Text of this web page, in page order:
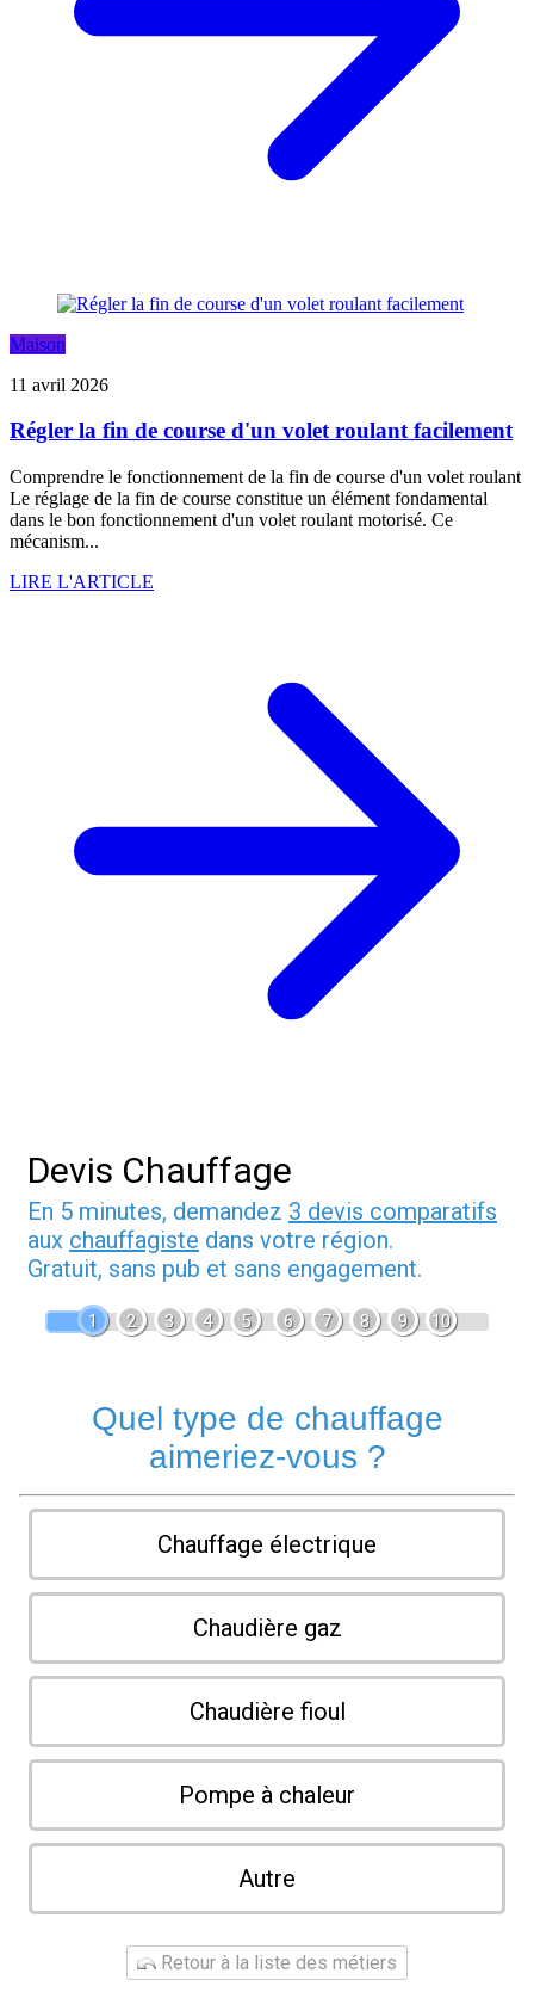
Maison
11 avril 2026
Régler la fin de course d'un volet roulant facilement
Comprendre le fonctionnement de la fin de course d'un volet roulant
Le réglage de la fin de course constitue un élément fondamental
dans le bon fonctionnement d'un volet roulant motorisé. Ce
mécanism...
LIRE L'ARTICLE
Devis Chauffage
En 5 minutes, demandez 3 devis comparatifs
aux chauffagiste dans votre région.
Gratuit, sans pub et sans engagement.
1 2 3 4 5 6 7 8 9 10
Quel type de chauffage
aimeriez-vous ?
Chauffage électrique
Chaudière gaz
Chaudière fioul
Pompe à chaleur
Autre
Retour à la liste des métiers